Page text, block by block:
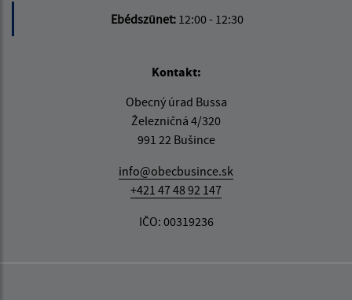
Ebédszünet: 12:00 - 12:30
Kontakt:
Obecný úrad Bussa
Železničná 4/320
991 22 Bušince
info@obecbusince.sk
+421 47 48 92 147
IČO: 00319236